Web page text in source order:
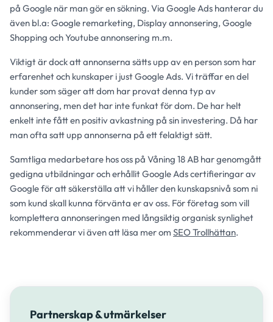
på Google när man gör en sökning. Via Google Ads hanterar du
även bl.a: Google remarketing, Display annonsering, Google
Shopping och Youtube annonsering m.m.
Viktigt är dock att annonserna sätts upp av en person som har
erfarenhet och kunskaper i just Google Ads. Vi träffar en del
kunder som säger att dom har provat denna typ av
annonsering, men det har inte funkat för dom. De har helt
enkelt inte fått en positiv avkastning på sin investering. Då har
man ofta satt upp annonserna på ett felaktigt sätt.
Samtliga medarbetare hos oss på Våning 18 AB har genomgått
gedigna utbildningar och erhållit Google Ads certifieringar av
Google för att säkerställa att vi håller den kunskapsnivå som ni
som kund skall kunna förvänta er av oss. För företag som vill
komplettera annonseringen med långsiktig organisk synlighet
rekommenderar vi även att läsa mer om SEO Trollhättan.
Partnerskap & utmärkelser